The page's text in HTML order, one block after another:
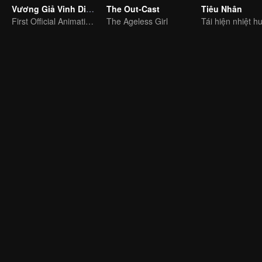
Vương Giả Vinh Diệu - Vinh Diệu Chi Chương: Thành Toái Nguyệt
First Official Animation of Honor of Kings
The Out-Cast
The Ageless Girl
Tiêu Nhân